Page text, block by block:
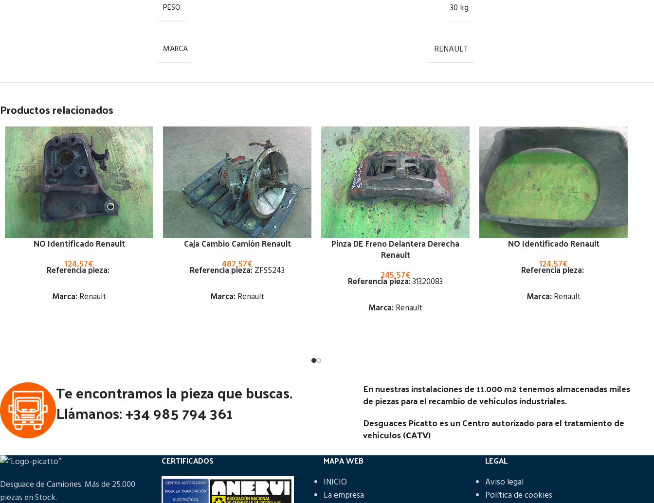
PESO 30 kg
MARCA RENAULT
Productos relacionados
NO Identificado Renault
124,57€
Referencia pieza:
Marca: Renault
Código Pieza:
Caja Cambio Camión Renault
487,57€
Referencia pieza: ZFS5243
Marca: Renault
Código Pieza:48547
Pinza DE Freno Delantera Derecha
Renault
245,57€
Referencia pieza:31320083
Marca: Renault
01.80 - 12.90
Código Pieza:
NO Identificado Renault
124,57€
Referencia pieza:
Marca: Renault
Código Pieza:
Te encontramos la pieza que buscas.
Llámanos: +34 985 794 361
En nuestras instalaciones de 11.000 m2 tenemos almacenadas miles
de piezas para el recambio de vehículos industriales.
Desguaces Picatto es un Centro autorizado para el tratamiento de
vehículos (CATV)
Desguace de Camiones. Más de 25.000
piezas en Stock.
CERTIFICADOS MAPA WEB
INICIO
La empresa
LEGAL
Aviso legal
Política de cookies